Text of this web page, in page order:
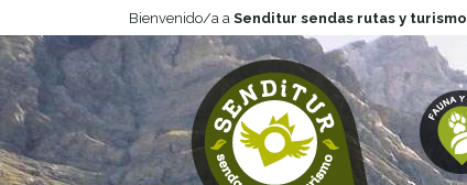
Bienvenido/a a Senditur sendas rutas y turismo